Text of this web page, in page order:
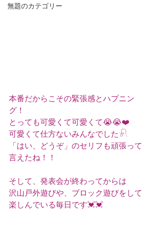
無題のカテゴリー
本番だからこその緊張感とハプニン
グ！
とっても可愛くて可愛くて😭😭❤️
可愛くて仕方ないみんなでした𓍯
「はい、どうぞ」のセリフも頑張って
言えたね！！
そして、発表会が終わってからは
沢山戸外遊びや、ブロック遊びをして
楽しんでいる毎日です💓💓